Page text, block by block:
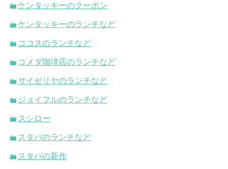
ケンタッキーのクーポン
ケンタッキーのランチなど
ココスのランチなど
コメダ珈琲店のランチなど
サイゼリヤのランチなど
ジョイフルのランチなど
スシロー
スタバのランチなど
スタバの新作